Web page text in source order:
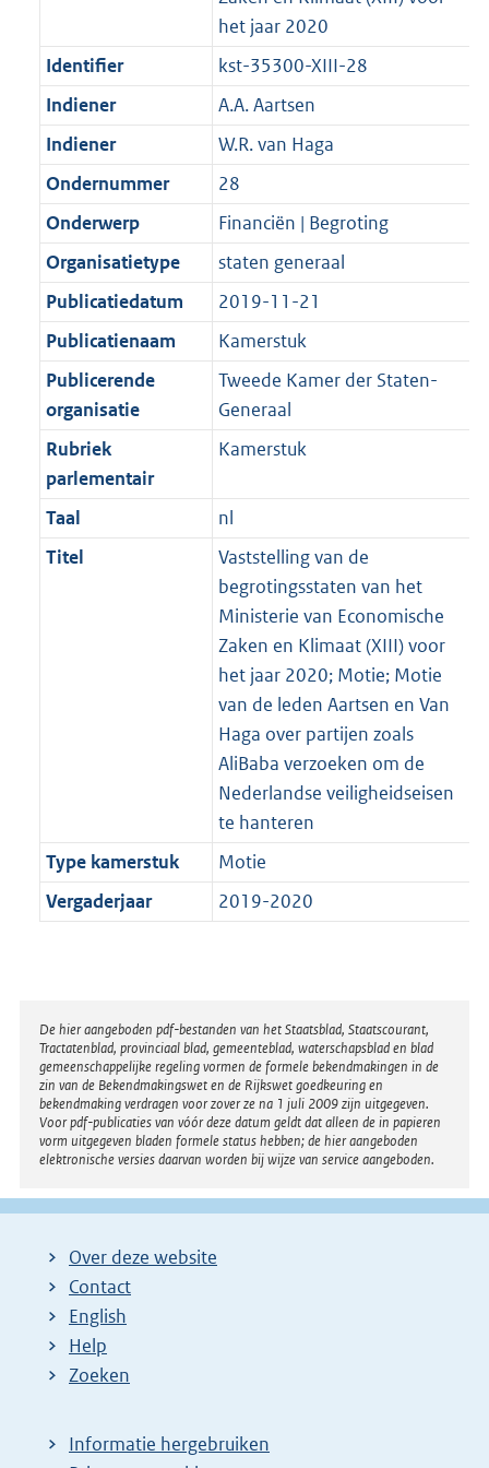
het jaar 2020
Identifier
kst-35300-XIII-28
Indiener
A.A. Aartsen
Indiener
W.R. van Haga
Ondernummer
28
Onderwerp
Financiën | Begroting
Organisatietype
staten generaal
Publicatiedatum
2019-11-21
Publicatienaam
Kamerstuk
Publicerende
organisatie
Tweede Kamer der Staten-
Generaal
Rubriek
parlementair
Kamerstuk
Taal
nl
Titel
Vaststelling van de
begrotingsstaten van het
Ministerie van Economische
Zaken en Klimaat (XIII) voor
het jaar 2020; Motie; Motie
van de leden Aartsen en Van
Haga over partijen zoals
AliBaba verzoeken om de
Nederlandse veiligheidseisen
te hanteren
Type kamerstuk
Motie
Vergaderjaar
2019-2020
Disclaimer
De hier aangeboden pdf-bestanden van het Staatsblad, Staatscourant,
Tractatenblad, provinciaal blad, gemeenteblad, waterschapsblad en blad
gemeenschappelijke regeling vormen de formele bekendmakingen in de
zin van de Bekendmakingswet en de Rijkswet goedkeuring en
bekendmaking verdragen voor zover ze na 1 juli 2009 zijn uitgegeven.
Voor pdf-publicaties van vóór deze datum geldt dat alleen de in papieren
vorm uitgegeven bladen formele status hebben; de hier aangeboden
elektronische versies daarvan worden bij wijze van service aangeboden.
Over deze website
Contact
English
Help
Zoeken
Informatie hergebruiken